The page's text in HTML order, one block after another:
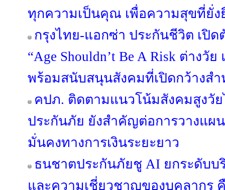
ทุกความเป็นคุณ เพื่อความสุขที่ยั่ง
กรุงไทย-แอกซ่า ประกันชีวิต เปิ
“Age Shouldn’t Be A Risk ต่างวั
พร้อมสนับสนุนสังคมที่เปิดกว้างส
คปภ. ติดตามแนวโน้มสังคมสูงวั
ประกันภัย ยังสำคัญต่อการวางแผ
มั่นคงทางการเงินระยะยาว
ธนชาตประกันภัยชู AI ยกระดับบ
และความเชี่ยวชาญของบุคลากร